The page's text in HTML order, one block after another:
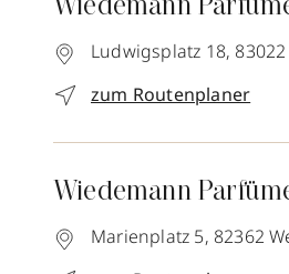
Wiedemann
Ludwigsplatz 18, 83022
zum Routenplaner
Wiedemann
Marienplatz 5, 82362